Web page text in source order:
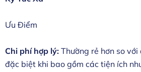
Ưu Điểm
Chi phí hợp lý: Thường rẻ hơn so với
đặc biệt khi bao gồm các tiện ích